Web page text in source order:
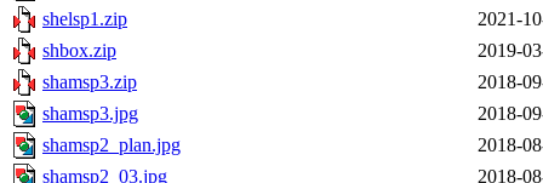
shelsp1.zip
2021-
shbox.zip
2019-
shamsp3.zip
2018-
shamsp3.jpg
2018-
shamsp2_plan.jpg
2018-
shamsp2_03.jpg
2018-